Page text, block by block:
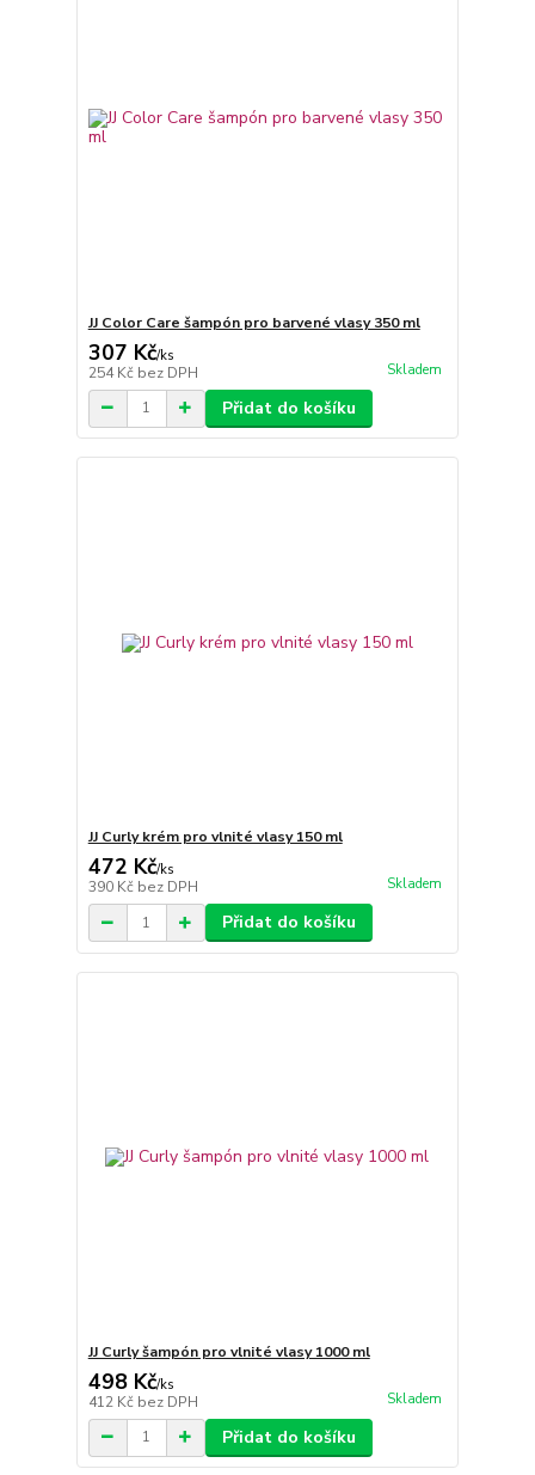
JJ Color Care šampón pro barvené vlasy 350 ml
307 Kč/ks
254 Kč bez DPH Skladem
Přidat do košíku
JJ Curly krém pro vlnité vlasy 150 ml
472 Kč/ks
390 Kč bez DPH Skladem
Přidat do košíku
JJ Curly šampón pro vlnité vlasy 1000 ml
498 Kč/ks
412 Kč bez DPH Skladem
Přidat do košíku